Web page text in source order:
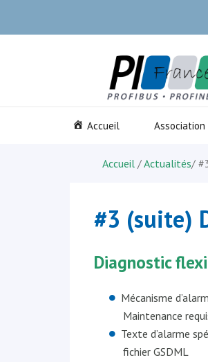
Accueil Association
Accueil /Actualités/
#3 (suite)
Diagnostic
Mécanisme
Maintenance
Texte d’alarme
fichier GSDML